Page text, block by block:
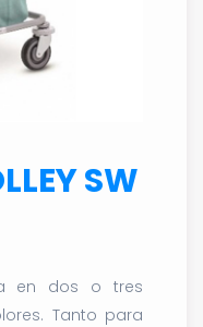
SW
en dos o tres
Tanto para